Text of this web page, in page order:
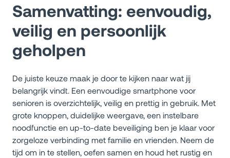
Samenvatting: eenvoudig,
veilig en persoonlijk
geholpen
De juiste keuze maak je door te kijken naar wat jij
belangrijk vindt. Een eenvoudige smartphone voor
senioren is overzichtelijk, veilig en prettig in gebruik. Met
grote knoppen, duidelijke weergave, een instelbare
noodfunctie en up-to-date beveiliging ben je klaar voor
zorgeloze verbinding met familie en vrienden. Neem de
tijd om in te stellen, oefen samen en houd het rustig en